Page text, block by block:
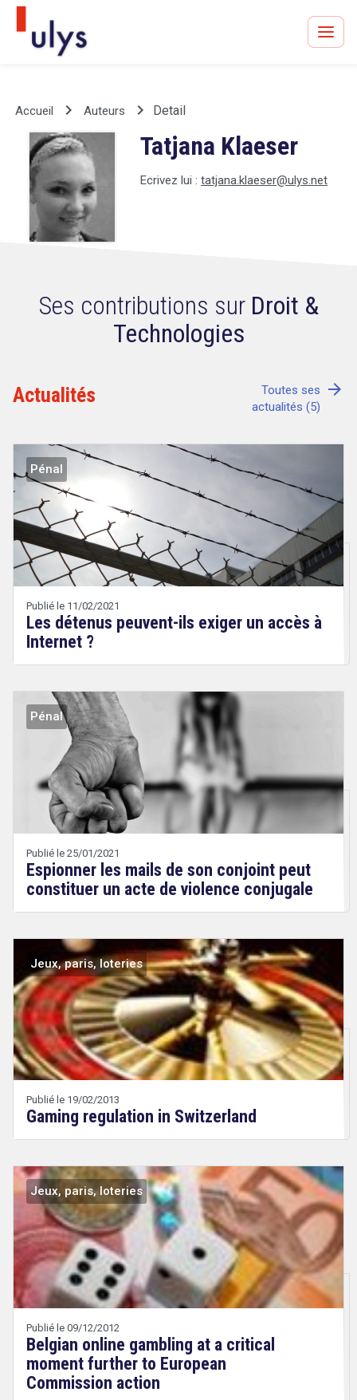
Avocats à Paris & Bruxelles
Leader en droit de l'innovation depuis 30 ans
Tout sur le RGPD
Rechercher
CONTACT
Accueil keyboard_arrow_right Auteurs keyboard_arrow_right Detail
Tatjana Klaeser
Ecrivez lui : tatjana.klaeser@ulys.net
Ses contributions sur Droit &
Technologies
Actualités
Toutes ses
actualités (5)
arrow_forward
Pénal
Publié le 11/02/2021
Les détenus peuvent-ils exiger un accès à
Internet ?
Droit
Technologies
Etienne
Pénal
Publié le 25/01/2021
Espionner les mails de son conjoint peut
constituer un acte de violence conjugale
Droit
&
Technologies
Etienne
Jeux, paris, loteries
Publié le 19/02/2013
Gaming regulation in Switzerland
Droit
&
Technologies
Jeux, paris, loteries
Publié le 09/12/2012
Belgian online gambling at a critical
moment further to European
Commission action
search